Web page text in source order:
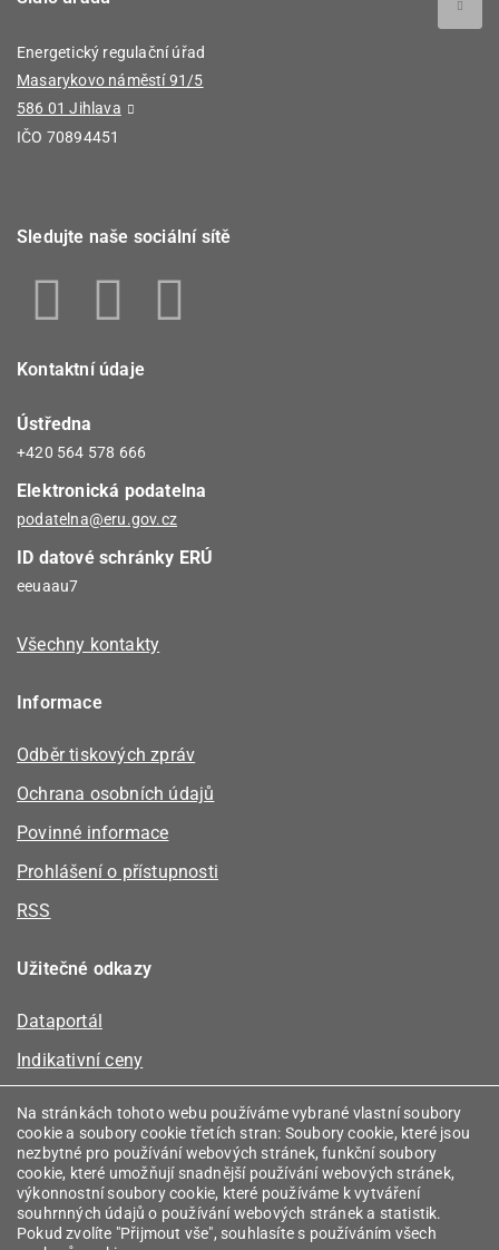
Energetický regulační úřad
Masarykovo náměstí 91/5
586 01 Jihlava
IČO 70894451
Sledujte naše sociální sítě
Kontaktní údaje
Ústředna
+420 564 578 666
Elektronická podatelna
podatelna@eru.gov.cz
ID datové schránky ERÚ
eeuaau7
Všechny kontakty
Informace
Odběr tiskových zpráv
Ochrana osobních údajů
Povinné informace
Prohlášení o přístupnosti
RSS
Užitečné odkazy
Dataportál
Indikativní ceny
Registr energetických společenství
Registr zprostředkovatelů
Srovnávače
Na stránkách tohoto webu používáme vybrané vlastní soubory
cookie a soubory cookie třetích stran: Soubory cookie, které jsou
nezbytné pro používání webových stránek, funkční soubory
cookie, které umožňují snadnější používání webových stránek,
výkonnostní soubory cookie, které používáme k vytváření
souhrnných údajů o používání webových stránek a statistik.
Pokud zvolíte "Přijmout vše", souhlasíte s používáním všech